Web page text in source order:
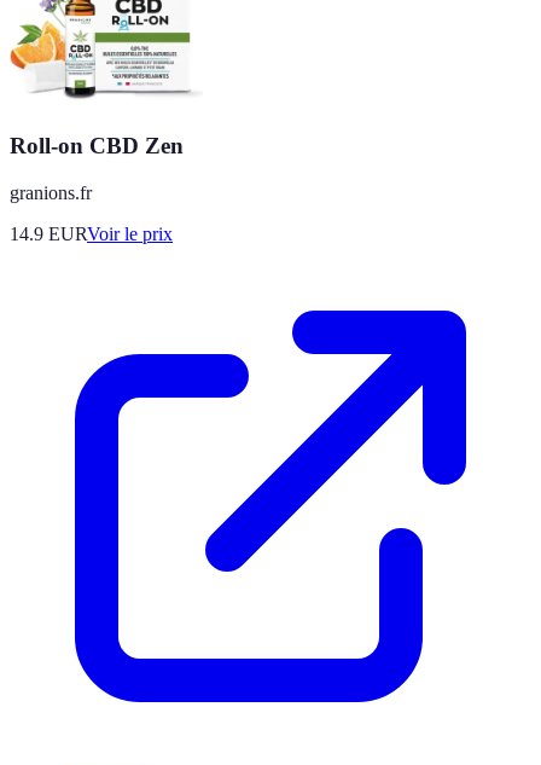
Roll-on CBD Zen
granions.fr
14.9 EURVoir le prix